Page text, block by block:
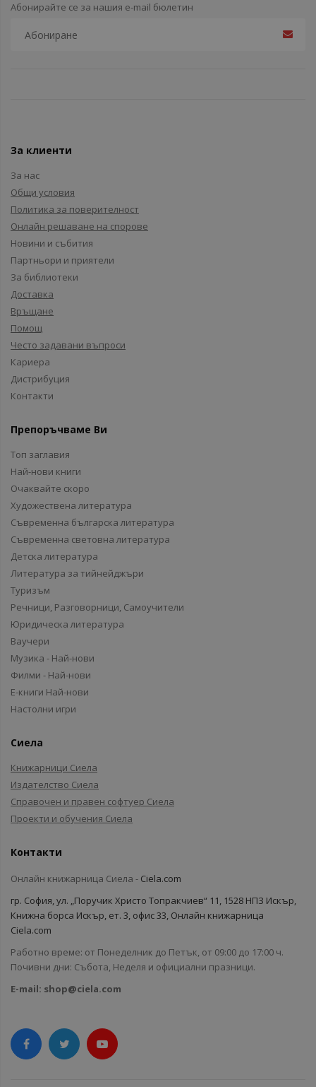
Абонирайте се за нашия e-mail бюлетин
За клиенти
За нас
Общи условия
Политика за поверителност
Онлайн решаване на спорове
Новини и събития
Партньори и приятели
За библиотеки
Доставка
Връщане
Помощ
Често задавани въпроси
Кариера
Дистрибуция
Контакти
Препоръчваме Ви
Топ заглавия
Най-нови книги
Очаквайте скоро
Художествена литература
Съвременна българска литература
Съвременна световна литература
Детска литература
Литература за тийнейджъри
Туризъм
Речници, Разговорници, Самоучители
Юридическа литература
Ваучери
Музика - Най-нови
Филми - Най-нови
Е-книги Най-нови
Настолни игри
Сиела
Книжарници Сиела
Издателство Сиела
Справочен и правен софтуер Сиела
Проекти и обучения Сиела
Контакти
Онлайн книжарница Сиела - Ciela.com
гр. София, ул. „Поручик Христо Топракчиев“ 11, 1528 НПЗ Искър,
Книжна борса Искър, ет. 3, офис 33, Онлайн книжарница
Ciela.com
Работно време: от Понеделник до Петък, от 09:00 до 17:00 ч.
Почивни дни: Събота, Неделя и официални празници.
E-mail: shop@ciela.com